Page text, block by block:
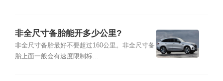
非全尺寸备胎能开多少公里?
非全尺寸备胎最好不要超过160公里。非全尺寸备
胎上面一般会有速度限制标...